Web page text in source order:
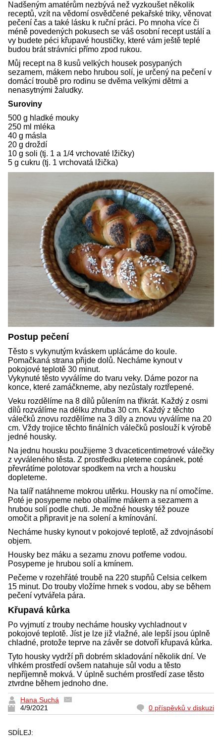
Nadšeným amatérům nezbývá než vyzkoušet několik
receptů, vzít na vědomí osvědčené pekařské triky, věnovat
pečení čas a také lásku k ruční práci. Po mnoha více či
méně povedených pokusech se váš osobní recept ustálí a
vy budete péci křupavé houstičky, které vám ještě teplé
budou brát strávníci přímo zpod rukou.
Můj recept na 8 kusů velkých housek posypaných
sezamem, mákem nebo hrubou solí, je určený na pečení v
domácí troubě pro rodinu se dvěma velkými dětmi a
nenasytnými žaludky.
Suroviny
500 g hladké mouky
250 ml mléka
40 g másla
20 g droždí
10 g soli (tj. 1 a 1/4 vrchovaté lžičky)
5 g cukru (tj. 1 vrchovatá lžička)
Postup pečení
Těsto s vykynutým kváskem uplácáme do koule.
Pomačkaná strana přijde dolů. Necháme kynout v
pokojové teplotě 30 minut.
Vykynuté těsto vyválíme do tvaru veky. Dáme pozor na
konce, které zamáčkneme, aby nezůstaly roztřepené.
Veku rozdělíme na 8 dílů půlením na třikrát. Každý z osmi
dílů rozválíme na délku zhruba 30 cm. Každý z těchto
válečků znovu rozdělíme na 3 díly a znovu vyválíme na 20
cm. Vždy trojice těchto finálních válečků poslouží k výrobě
jedné housky.
Na jednu housku použijeme 3 dvaceticentimetrové válečky
z vyváleného těsta. Z prostředku pleteme copánek, poté
převrátíme polotovar spodkem na vrch a housku
dopleteme.
Na talíř natáhneme mokrou utěrku. Housky na ní omočíme.
Poté je posypeme nebo obalíme mákem a sezamem a
hrubou solí podle chuti. Je možné housky též pouze
omočit a připravit je na solení a kmínování.
Necháme husky kynout v pokojové teplotě, až zdvojnásobí
objem.
Housky bez máku a sezamu znovu potřeme vodou.
Posypeme je hrubou solí a kmínem.
Pečeme v rozehřáté troubě na 220 stupňů Celsia celkem
15 minut. Do trouby vložíme hrnek s vodou, aby se během
pečení vytvářela pára.
Křupavá kůrka
Po vyjmutí z trouby necháme housky vychladnout v
pokojové teplotě. Jíst je lze již vlažné, ale lepší jsou úplně
chladné, protože teprve na závěr se dotvoří křupavá kůrka.
Tyto housky vydrží při dobrém skladování několik dní. Ve
vlhkém prostředí ovšem natahuje sůl vodu a těsto
nepříjemně mokvá. V úplně suchém prostředí zase těsto
ztvrdne během jednoho dne.
Hana Suchá
4/9/2021
0 příspěvků v diskuzi
SDÍLEJ: